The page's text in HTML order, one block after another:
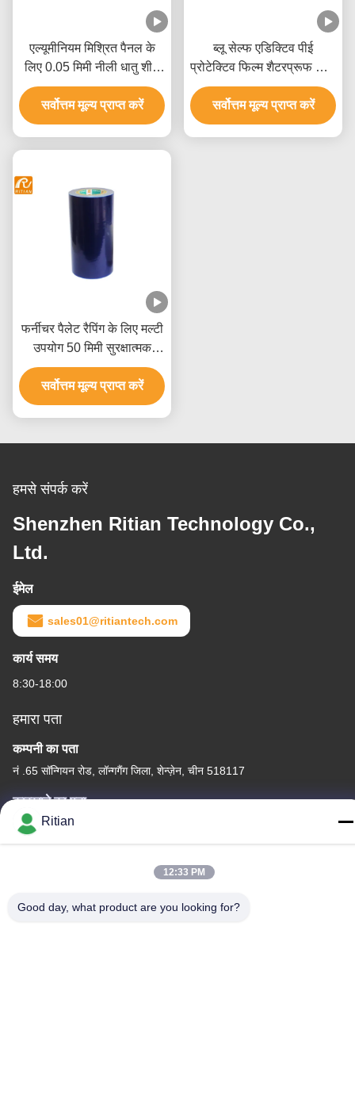
एल्यूमीनियम मिश्रित पैनल के
लिए 0.05 मिमी नीली धातु शीट
पीई संरक्षण फिल्म
सर्वोत्तम मूल्य प्राप्त करें
ब्लू सेल्फ एडिक्टिव पीई
प्रोटेक्टिव फिल्म शैटरप्रूफ विंडो
फिल्म
सर्वोत्तम मूल्य प्राप्त करें
फर्नीचर पैलेट रैपिंग के लिए मल्टी
उपयोग 50 मिमी सुरक्षात्मक
प्लास्टिक फिल्म
सर्वोत्तम मूल्य प्राप्त करें
हमसे संपर्क करें
Shenzhen Ritian Technology Co.,
Ltd.
ईमेल
sales01@ritiantech.com
कार्य समय
8:30-18:00
हमारा पता
कम्पनी का पता
नं .65 सॉन्गियन रोड, लॉन्गगैंग जिला, शेन्ज़ेन, चीन 518117
कारखाने का पता
नं .65 सॉन्गियन रोड, लॉन्गगैंग जिला, शेन्ज़ेन, चीन 518117
Ritian
12:33 PM
Good day, what product are you looking for?